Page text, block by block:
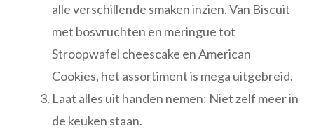
alle verschillende smaken inzien. Van Biscuit
met bosvruchten en meringue tot
Stroopwafel cheescake en American
Cookies, het assortiment is mega uitgebreid.
Laat alles uit handen nemen: Niet zelf meer in
de keuken staan.